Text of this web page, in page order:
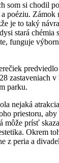
som si chodil
poéziu. Zámok
je to taký
stará chémia
funguje
zastaveniach
parku.
nejaká
priestoru,
môže prísť
Okrem
z peria a